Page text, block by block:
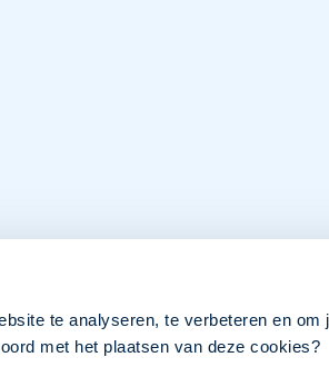
te analyseren, te verbeteren en om
met het plaatsen van deze cookies?